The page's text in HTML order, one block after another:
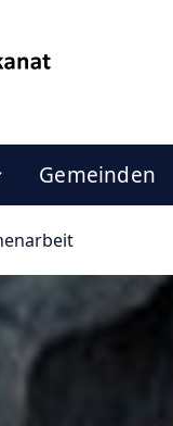
Gemeinden